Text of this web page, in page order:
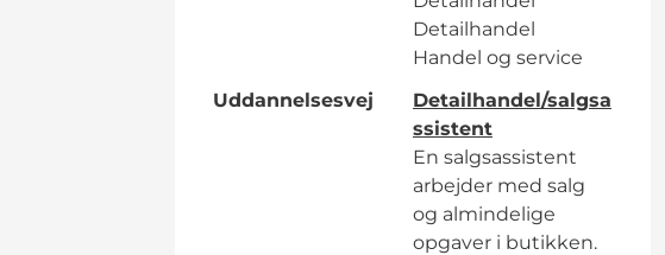
Detailhandel
Handel og service
Uddannelsesvej
Detailhandel/salgsa
ssistent
En salgsassistent
arbejder med salg
og almindelige
opgaver i butikken.